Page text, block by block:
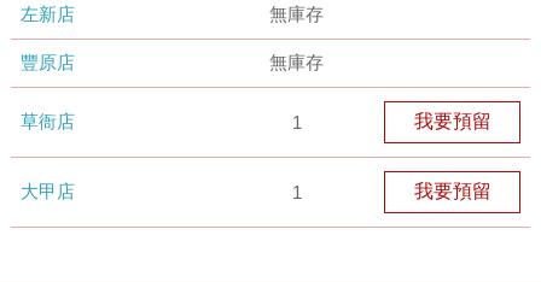
左新店 無庫存
豐原店 無庫存
草衙店 1 我要預留
大甲店 1 我要預留